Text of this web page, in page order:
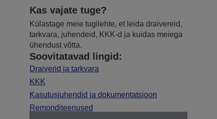
Kas vajate tuge?
Külastage meie tugilehte, et leida draivereid,
tarkvara, juhendeid, KKK-d ja kuidas meiega
ühendust võtta.
Soovitatavad lingid:
Draiverid ja tarkvara
KKK
Kasutusjuhendid ja dokumentatsioon
Remonditeenused